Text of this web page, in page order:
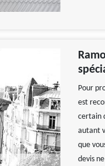
Pour
est
certain
autant
que
devis